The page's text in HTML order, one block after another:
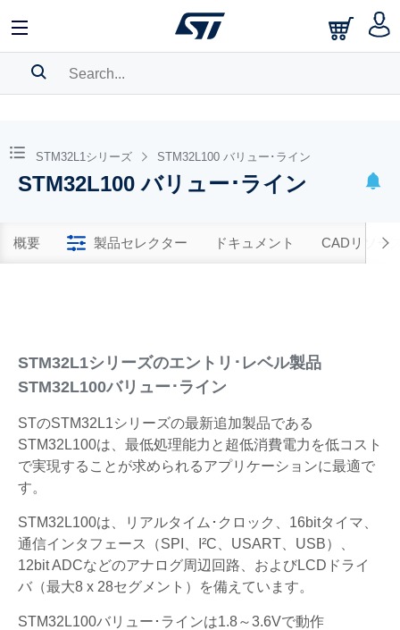
BOOKMARK
Pleaselog into show your saved searches.
STM32L1シリーズ STM32L100 バリュー･ライン
STM32L100 バリュー･ライン
概要 製品セレクター ドキュメント CADリソー
STM32L1シリーズのエントリ･レベル製品
STM32L100バリュー･ライン
STのSTM32L1シリーズの最新追加製品である
STM32L100は、最低処理能力と超低消費電力を低コスト
で実現することが求められるアプリケーションに最適で
す。
STM32L100は、リアルタイム･クロック、16bitタイマ、
通信インタフェース（SPI、I²C、USART、USB）、
12bit ADCなどのアナログ周辺回路、およびLCDドライ
バ（最大8 x 28セグメント）を備えています。
STM32L100バリュー･ラインは1.8～3.6Vで動作